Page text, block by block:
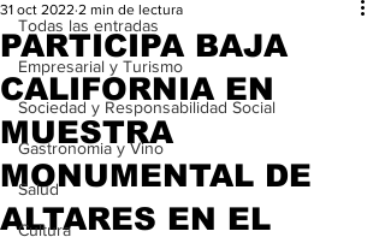
Todas las entradas
Empresarial y Turismo
Sociedad y Responsabilidad Social
Gastronomia y Vino
Salud
Cultura
PARTICIPA BAJA
CALIFORNIA EN
MUESTRA
MONUMENTAL DE
ALTARES EN EL
31 oct 2022 2 min de lectura